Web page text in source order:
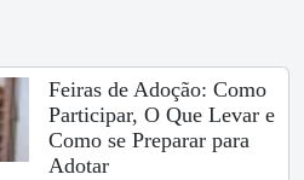
Feiras de Adoção: Como
Participar, O Que Levar e
Como se Preparar para
Adotar